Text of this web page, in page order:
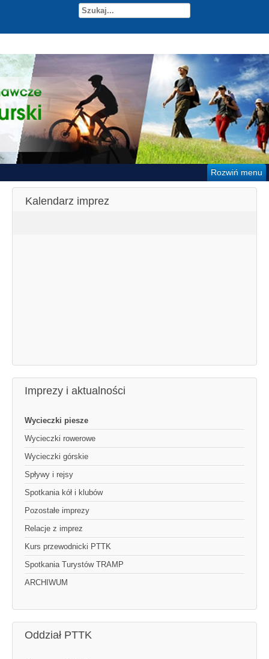
Rozwiń menu
Kalendarz imprez
Imprezy i aktualności
Wycieczki piesze
Wycieczki rowerowe
Wycieczki górskie
Spływy i rejsy
Spotkania kół i klubów
Pozostałe imprezy
Relacje z imprez
Kurs przewodnicki PTTK
Spotkania Turystów TRAMP
ARCHIWUM
Oddział PTTK